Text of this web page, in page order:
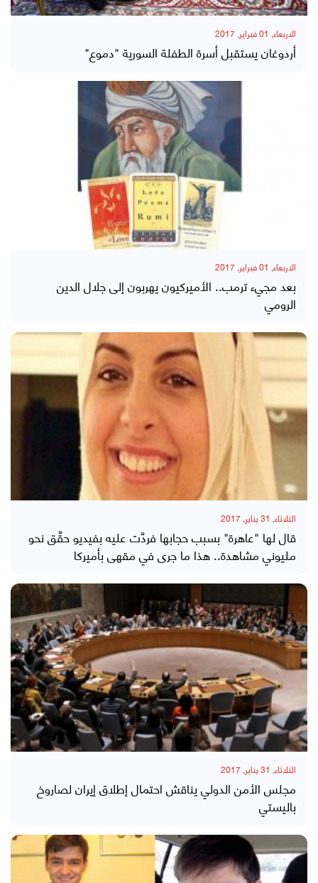
الاربعاء, 01 فبراير, 2017
أردوغان يستقبل أسرة الطفلة السورية "دموع"
الاربعاء, 01 فبراير, 2017
بعد مجيء ترمب.. الأميركيون يهربون إلى جلال الدين
الرومي
الثلاثاء, 31 يناير, 2017
قال لها "عاهرة" بسبب حجابها فردَّت عليه بفيديو حقَّق نحو
مليوني مشاهدة.. هذا ما جرى في مقهى بأميركا
الثلاثاء, 31 يناير, 2017
مجلس الأمن الدولي يناقش احتمال إطلاق إيران لصاروخ
باليستي